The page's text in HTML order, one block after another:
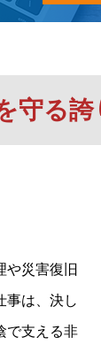
守る
や災害復旧
事は、決し
で支える非